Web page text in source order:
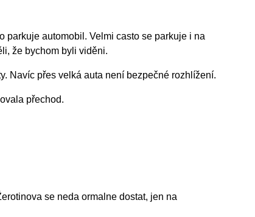
automobil. Velmi casto se parkuje i na
že bychom byli viděni.
Navíc přes velká auta není bezpečné rozhlížení.
přechod.
se neda ormalne dostat, jen na